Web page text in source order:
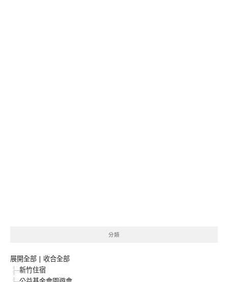
分類
展開全部 | 收合全部
新竹住宿